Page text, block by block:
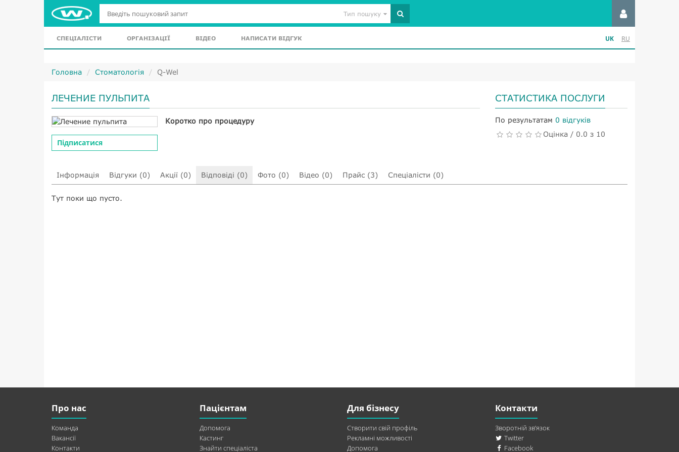
Тип пошуку
СПЕЦІАЛІСТИ ОРГАНІЗАЦІЇ ВІДЕО НАПИСАТИ ВІДГУК UK RU
Головна Стоматологія Q-Wel
ЛЕЧЕНИЕ ПУЛЬПИТА
Підписатися
Коротко про процедуру
СТАТИСТИКА ПОСЛУГИ
По результатам 0 відгуків
Оцінка / 0.0 з 10
Інформація Відгуки (0) Акції (0) Відповіді (0) Фото (0) Відео (0) Прайс (3) Спеціалісти (0)
Тут поки що пусто.
Про нас
Команда
Вакансії
Контакти
Пацієнтам
Допомога
Кастинг
Знайти спеціаліста
Для бізнесу
Створити свій профіль
Рекламні можливості
Допомога
Контакти
Зворотній зв’язок
Twitter
Facebook